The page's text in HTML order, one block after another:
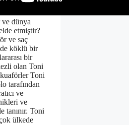
ve dünya
etmiştir?
ve saç
köklü bir
bir
olan Toni
Toni
tarafından
ve
ve
tanınır. Toni
ülkede